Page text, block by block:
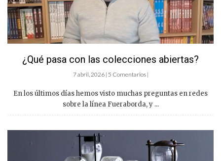
¿Qué pasa con las colecciones abiertas?
7 abril, 2026 | 5 Comentarios |
En los últimos días hemos visto muchas preguntas en redes
sobre la línea Fueraborda, y ...